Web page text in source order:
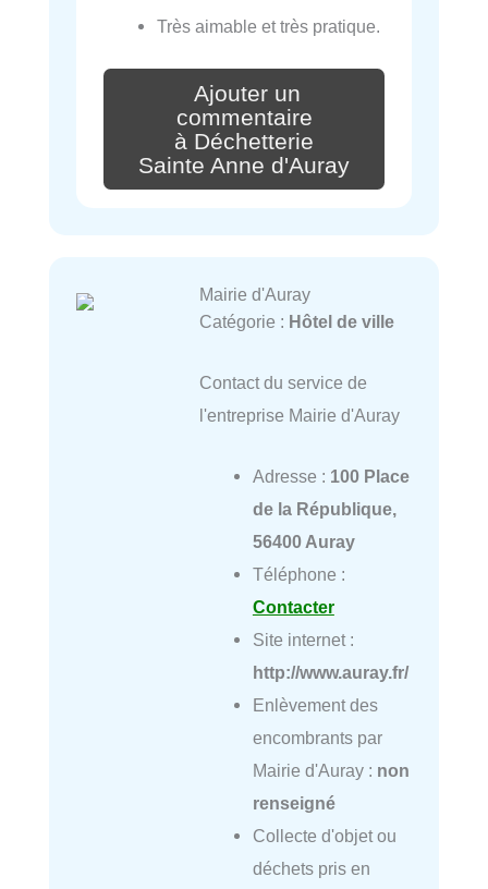
Très aimable et très pratique.
Ajouter un
commentaire
à Déchetterie
Sainte Anne d'Auray
Mairie d'Auray
Catégorie : Hôtel de ville
Contact du service de
l'entreprise Mairie d'Auray
Adresse : 100 Place
de la République,
56400 Auray
Téléphone :
Contacter
Site internet :
http://www.auray.fr/
Enlèvement des
encombrants par
Mairie d'Auray : non
renseigné
Collecte d'objet ou
déchets pris en